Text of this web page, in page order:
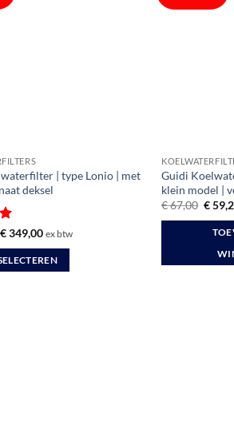
| type Lonio | met
deksel
€349,00Prijsklasse:
tot
€ 349,00
ex btw
Guidi
klein model |
€67,00
prijs
was:
€
€